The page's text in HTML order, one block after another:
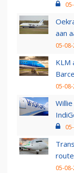
aan
05-
KLM
05-
05-